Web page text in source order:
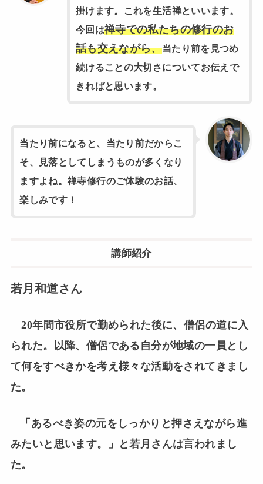
掛けます。これを生活禅といいます。
今回は禅寺での私たちの修行のお
話も交えながら、当たり前を見つめ
続けることの大切さについてお伝えで
きればと思います。
当たり前になると、当たり前だからこ
そ、見落としてしまうものが多くなり
ますよね。禅寺修行のご体験のお話、
楽しみです！
講師紹介
若月和道さん
20年間市役所で勤められた後に、僧侶の道に入
られた。以降、僧侶である自分が地域の一員とし
て何をすべきかを考え様々な活動をされてきまし
た。
「あるべき姿の元をしっかりと押さえながら進
みたいと思います。」と若月さんは言われまし
た。